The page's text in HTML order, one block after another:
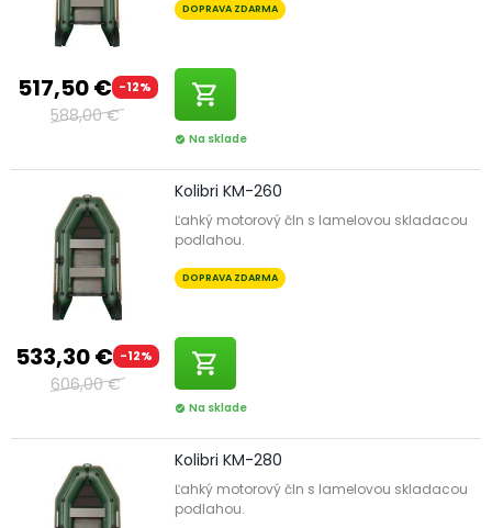
517,50 € -12%
588,00 €
DOPRAVA ZDARMA
shopping_cart
check_circle Na sklade
533,30 € -12%
606,00 €
Kolibri KM-260
Ľahký motorový čln s lamelovou skladacou
podlahou.
DOPRAVA ZDARMA
shopping_cart
check_circle Na sklade
Kolibri KM-280
Ľahký motorový čln s lamelovou skladacou
podlahou.